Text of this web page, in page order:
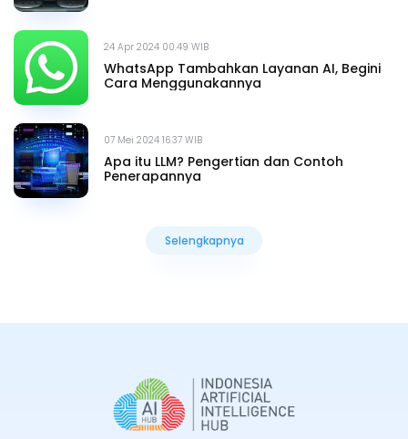
24 Apr 2024 00.49 WIB
WhatsApp Tambahkan Layanan AI, Begini
Cara Menggunakannya
07 Mei 2024 16.37 WIB
Apa itu LLM? Pengertian dan Contoh
Penerapannya
Selengkapnya